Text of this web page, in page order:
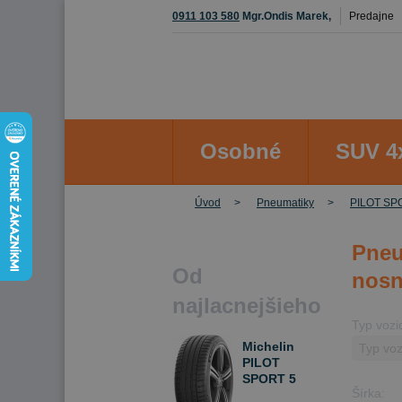
0911 103 580 Mgr.Ondis Marek, Predajne
Osobné SUV
Úvod Pneumatiky PILOT
Od
najlacnejšieho
Michelin
PILOT
SPORT 5
Typ
Šírka: